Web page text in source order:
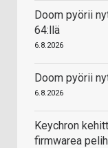
Doom pyörii
64:llä
6.8.2026
Doom pyörii
6.8.2026
Keychron
firmwarea